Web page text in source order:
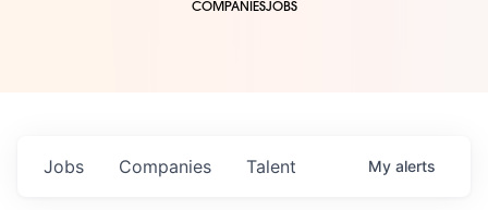
COMPANIESJOBS
Jobs Companies Talent My alerts